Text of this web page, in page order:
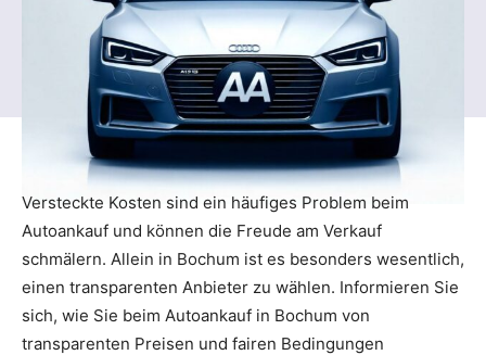
Versteckte Kosten sind ein häufiges Problem beim
Autoankauf und können die Freude am Verkauf
schmälern. Allein in Bochum ist es besonders wesentlich,
einen transparenten Anbieter zu wählen. Informieren Sie
sich, wie Sie beim Autoankauf in Bochum von
transparenten Preisen und fairen Bedingungen